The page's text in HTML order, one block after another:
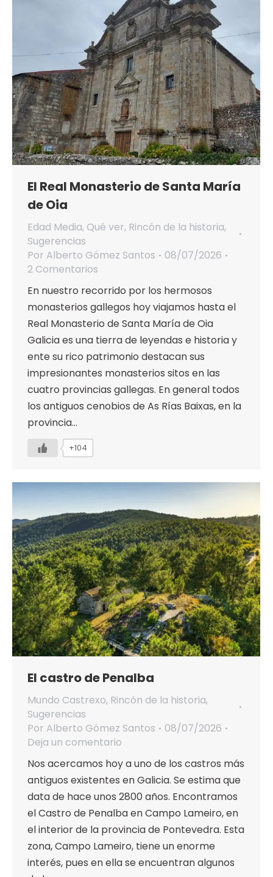
El Real Monasterio de Santa María
de Oia
Edad Media, Qué ver, Rincón de la historia,
Sugerencias
Por Alberto Gómez Santos
08/07/2026
2 Comentarios
En nuestro recorrido por los hermosos
monasterios gallegos hoy viajamos hasta el
Real Monasterio de Santa María de Oia
Galicia es una tierra de leyendas e historia y
ente su rico patrimonio destacan sus
impresionantes monasterios sitos en las
cuatro provincias gallegas. En general todos
los antiguos cenobios de As Rías Baixas, en la
provincia…
+104
El castro de Penalba
Mundo Castrexo, Rincón de la historia,
Sugerencias
Por Alberto Gómez Santos
08/07/2026
Deja un comentario
Nos acercamos hoy a uno de los castros más
antiguos existentes en Galicia. Se estima que
data de hace unos 2800 años. Encontramos
el Castro de Penalba en Campo Lameiro, en
el interior de la provincia de Pontevedra. Esta
zona, Campo Lameiro, tiene un enorme
interés, pues en ella se encuentran algunos